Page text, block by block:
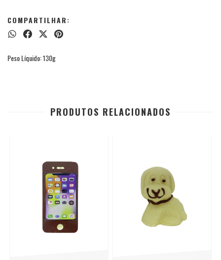
COMPARTILHAR:
Peso Líquido: 130g
PRODUTOS RELACIONADOS